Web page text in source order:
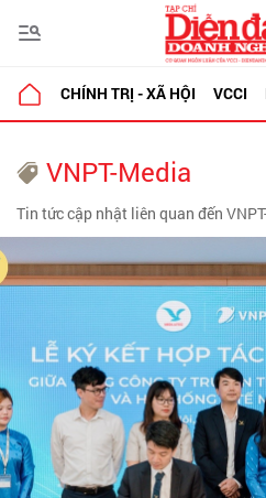
CHÍNH TRỊ - XÃ HỘI VCCI
VNPT-Media
Tin tức cập nhật liên quan đến